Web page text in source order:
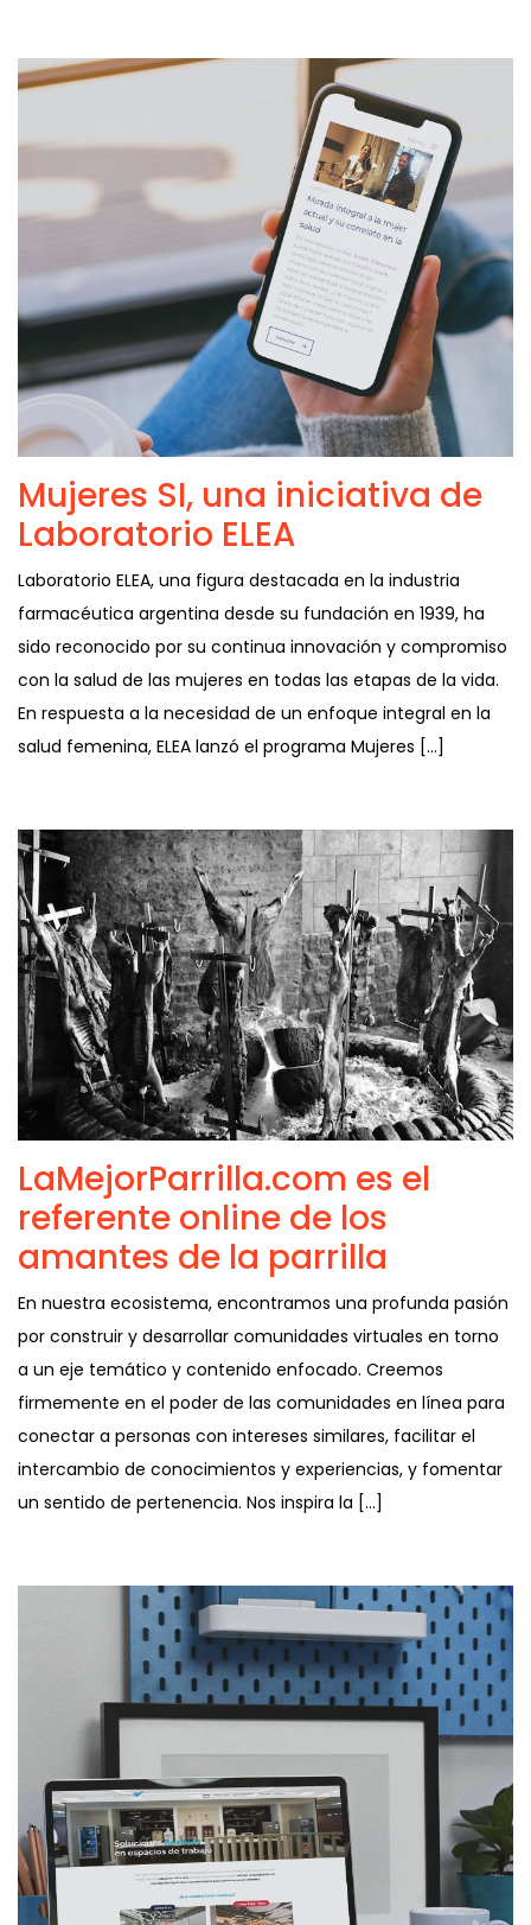
Mujeres SI, una iniciativa de
Laboratorio ELEA
Laboratorio ELEA, una figura destacada en la industria
farmacéutica argentina desde su fundación en 1939, ha
sido reconocido por su continua innovación y compromiso
con la salud de las mujeres en todas las etapas de la vida.
En respuesta a la necesidad de un enfoque integral en la
salud femenina, ELEA lanzó el programa Mujeres […]
LaMejorParrilla.com es el
referente online de los
amantes de la parrilla
En nuestra ecosistema, encontramos una profunda pasión
por construir y desarrollar comunidades virtuales en torno
a un eje temático y contenido enfocado. Creemos
firmemente en el poder de las comunidades en línea para
conectar a personas con intereses similares, facilitar el
intercambio de conocimientos y experiencias, y fomentar
un sentido de pertenencia. Nos inspira la […]